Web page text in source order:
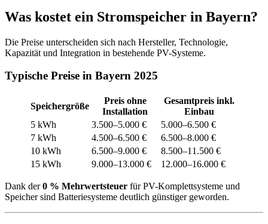
Was kostet ein Stromspeicher in Bayern?
Die Preise unterscheiden sich nach Hersteller, Technologie,
Kapazität und Integration in bestehende PV-Systeme.
Typische Preise in Bayern 2025
Speichergröße
Preis ohne
Installation
Gesamtpreis inkl.
Einbau
5 kWh
3.500–5.000 €
5.000–6.500 €
7 kWh
4.500–6.500 €
6.500–8.000 €
10 kWh
6.500–9.000 €
8.500–11.500 €
15 kWh
9.000–13.000 € 12.000–16.000 €
Dank der0 % Mehrwertsteuer für PV-Komplettsysteme und
Speicher sind Batteriesysteme deutlich günstiger geworden.